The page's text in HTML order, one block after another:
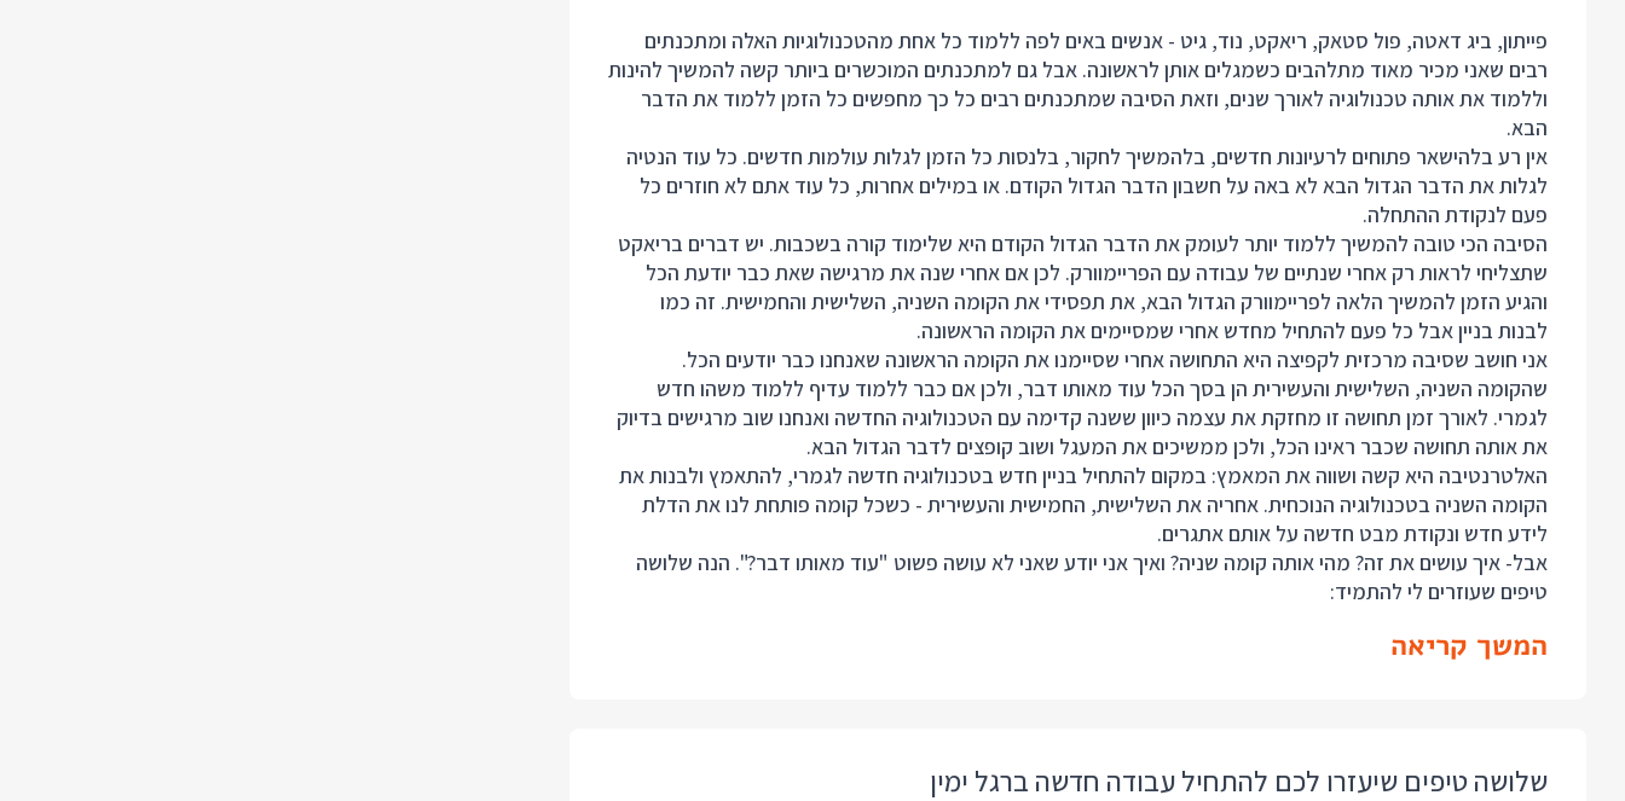
פייתון, ביג דאטה, פול סטאק, ריאקט, נוד, גיט - אנשים באים לפה ללמוד כל אחת מהטכנולוגיות האלה ומתכנתים
רבים שאני מכיר מאוד מתלהבים כשמגלים אותן לראשונה. אבל גם למתכנתים המוכשרים ביותר קשה להמשיך להינות
וללמוד את אותה טכנולוגיה לאורך שנים, וזאת הסיבה שמתכנתים רבים כל כך מחפשים כל הזמן ללמוד את הדבר
הבא.
אין רע בלהישאר פתוחים לרעיונות חדשים, בלהמשיך לחקור, בלנסות כל הזמן לגלות עולמות חדשים. כל עוד הנטיה
לגלות את הדבר הגדול הבא לא באה על חשבון הדבר הגדול הקודם. או במילים אחרות, כל עוד אתם לא חוזרים כל
פעם לנקודת ההתחלה.
הסיבה הכי טובה להמשיך ללמוד יותר לעומק את הדבר הגדול הקודם היא שלימוד קורה בשכבות. יש דברים בריאקט
שתצליחי לראות רק אחרי שנתיים של עבודה עם הפריימוורק. לכן אם אחרי שנה את מרגישה שאת כבר יודעת הכל
והגיע הזמן להמשיך הלאה לפריימוורק הגדול הבא, את תפסידי את הקומה השניה, השלישית והחמישית. זה כמו
לבנות בניין אבל כל פעם להתחיל מחדש אחרי שמסיימים את הקומה הראשונה.
אני חושב שסיבה מרכזית לקפיצה היא התחושה אחרי שסיימנו את הקומה הראשונה שאנחנו כבר יודעים הכל.
שהקומה השניה, השלישית והעשירית הן בסך הכל עוד מאותו דבר, ולכן אם כבר ללמוד עדיף ללמוד משהו חדש
לגמרי. לאורך זמן תחושה זו מחזקת את עצמה כיוון ששנה קדימה עם הטכנולוגיה החדשה ואנחנו שוב מרגישים בדיוק
את אותה תחושה שכבר ראינו הכל, ולכן ממשיכים את המעגל ושוב קופצים לדבר הגדול הבא.
האלטרנטיבה היא קשה ושווה את המאמץ: במקום להתחיל בניין חדש בטכנולוגיה חדשה לגמרי, להתאמץ ולבנות את
הקומה השניה בטכנולוגיה הנוכחית. אחריה את השלישית, החמישית והעשירית - כשכל קומה פותחת לנו את הדלת
לידע חדש ונקודת מבט חדשה על אותם אתגרים.
אבל- איך עושים את זה? מהי אותה קומה שניה? ואיך אני יודע שאני לא עושה פשוט "עוד מאותו דבר?". הנה שלושה
טיפים שעוזרים לי להתמיד:
המשך קריאה
שלושה טיפים שיעזרו לכם להתחיל עבודה חדשה ברגל ימין